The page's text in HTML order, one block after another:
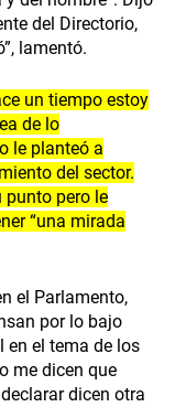
del Directorio,
lamentó.
un tiempo estoy
de lo
le planteó a
del sector.
punto pero le
“una mirada
el Parlamento,
por lo bajo
en el tema de los
me dicen que
dicen otra